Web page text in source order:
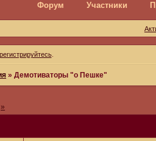
Форум Участники
.
»Демотиваторы "о Пешке"
»